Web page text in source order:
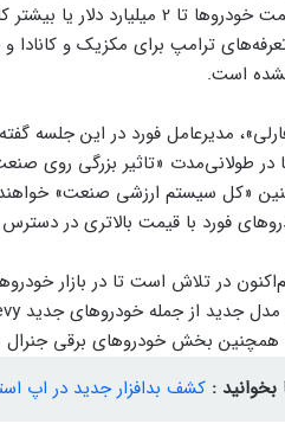
کلی قیمت خودروها تا 2
ترامپ برای مکزیک و کانادا
است.
مدیرعامل فور‌د در این جلسه
در طولانی‌مدت «تاثیر بزرگی روی
«کل سیستم ارزشی صنعت» خواهند
فور‌د با قیمت بالاتری در
در تلاش است تا در بازار
بخش خودروهای برقی جنرال
بخوانید : کشف بدافزار جدید در اپ